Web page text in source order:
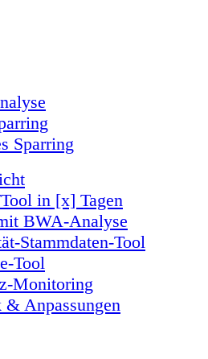
Sparring
in [x] Tagen
BWA-Analyse
Stammdaten-Tool
Tool
Monitoring
& Anpassungen